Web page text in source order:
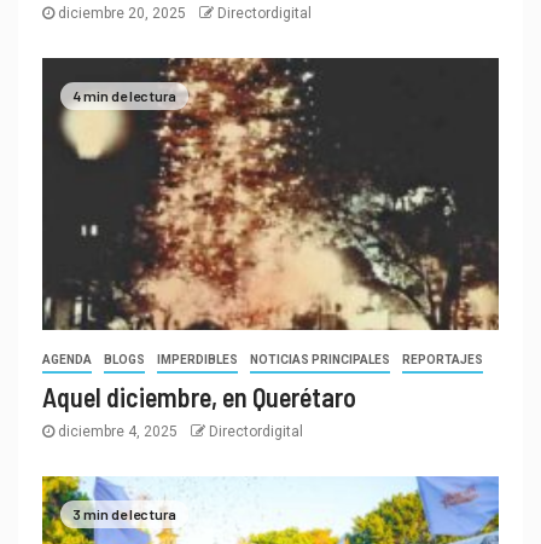
diciembre 20, 2025 Directordigital
4 min de lectura
AGENDA BLOGS IMPERDIBLES NOTICIAS PRINCIPALES REPORTAJES
Aquel diciembre, en Querétaro
diciembre 4, 2025 Directordigital
3 min de lectura